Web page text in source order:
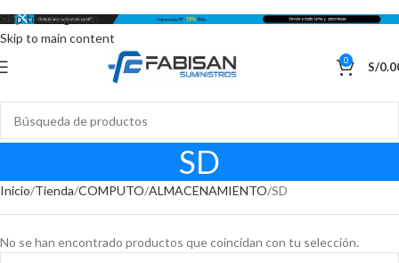
Skip to navigation
Skip to main content
0 S/
SD
Inicio Tienda COMPUTO ALMACENAMIENTO SD
No se han encontrado productos que coincidan con tu selección.